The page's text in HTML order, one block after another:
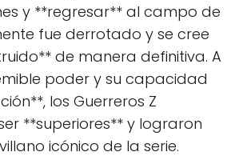
y **regresar** al campo de
fue derrotado y se cree
de manera definitiva. A
poder y su capacidad
los Guerreros Z
**superiores** y lograron
icónico de la serie.